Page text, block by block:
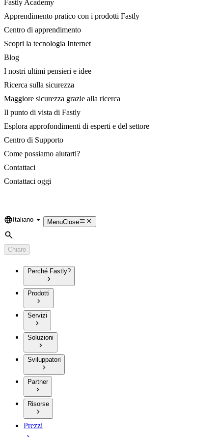
Fastly Academy
Apprendimento pratico con i prodotti Fastly
Centro di apprendimento
Scopri la tecnologia Internet
Blog
I nostri ultimi pensieri e idee
Ricerca sulla sicurezza
Maggiore sicurezza grazie alla ricerca
Il punto di vista di Fastly
Esplora approfondimenti di esperti e del settore
Centro di Supporto
Come possiamo aiutarti?
Contattaci
Contattaci oggi
Language
Italiano MenuClose
Cerca
Chiaro
Perché Fastly?
Prodotti
Servizi
Soluzioni
Sviluppatori
Partner
Risorse
Prezzi